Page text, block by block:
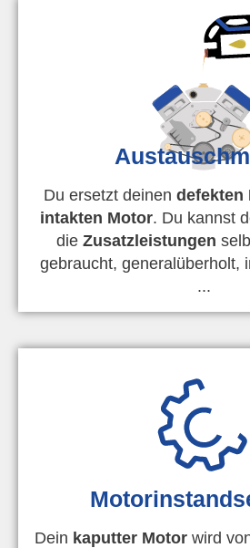
Du ersetzt deinen defekten
intakten Motor. Du kannst
die Zusatzleistungen
gebraucht, generalüberholt,
...
Dein kaputter Motor wird